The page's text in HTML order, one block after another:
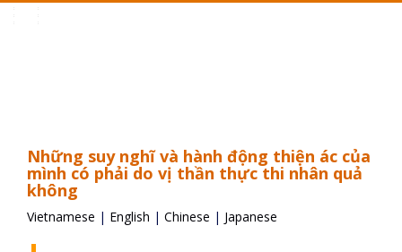
Những suy nghĩ và hành động thiện ác của
mình có phải do vị thần thực thi nhân quả
không
Vietnamese | English | Chinese | Japanese